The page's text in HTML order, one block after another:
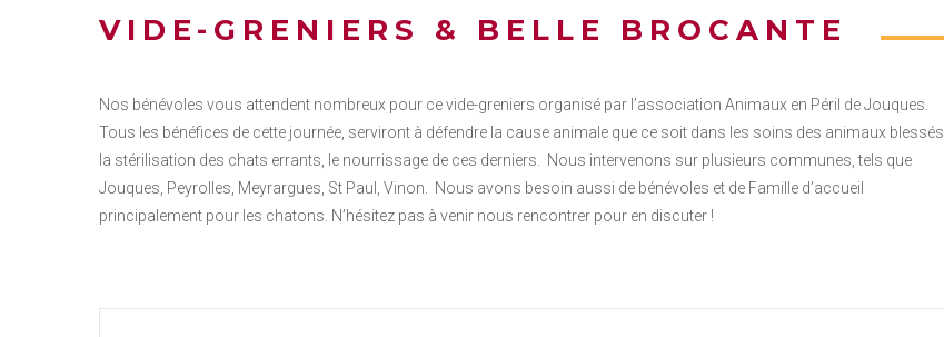
VIDE-GRENIERS & BELLE BROCANTE
Nos bénévoles vous attendent nombreux pour ce vide-greniers organisé par l’association Animaux en Péril de Jouques.
Tous les bénéfices de cette journée, serviront à défendre la cause animale que ce soit dans les soins des animaux blessés,
la stérilisation des chats errants, le nourrissage de ces derniers. Nous intervenons sur plusieurs communes, tels que
Jouques, Peyrolles, Meyrargues, St Paul, Vinon. Nous avons besoin aussi de bénévoles et de Famille d’accueil
principalement pour les chatons. N’hésitez pas à venir nous rencontrer pour en discuter !